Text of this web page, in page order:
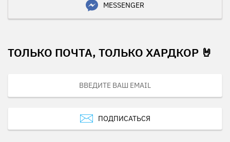
MESSENGER
ТОЛЬКО ПОЧТА, ТОЛЬКО ХАРДКОР 🤘
ПОДПИСАТЬСЯ